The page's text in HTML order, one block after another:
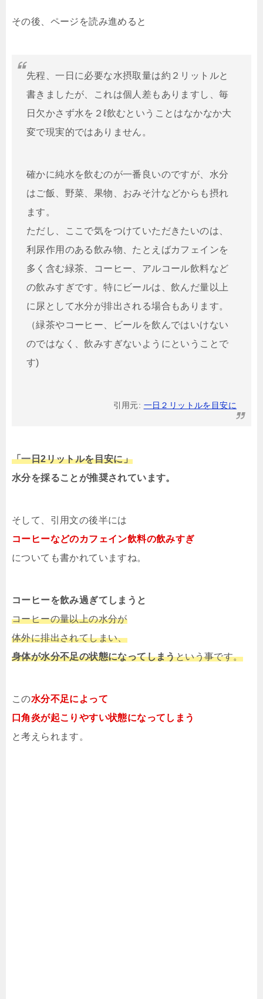
その後、ページを読み進めると
先程、一日に必要な水摂取量は約２リットルと
書きましたが、これは個人差もありますし、毎
日欠かさず水を２ℓ飲むということはなかなか大
変で現実的ではありません。
確かに純水を飲むのが一番良いのですが、水分
はご飯、野菜、果物、おみそ汁などからも摂れ
ます。
ただし、ここで気をつけていただきたいのは、
利尿作用のある飲み物、たとえばカフェインを
多く含む緑茶、コーヒー、アルコール飲料など
の飲みすぎです。特にビールは、飲んだ量以上
に尿として水分が排出される場合もあります。
（緑茶やコーヒー、ビールを飲んではいけない
のではなく、飲みすぎないようにということで
す)
引用元: 一日２リットルを目安に
「一日2リットルを目安に」
水分を採ることが推奨されています。
そして、引用文の後半には
コーヒーなどのカフェイン飲料の飲みすぎ
についても書かれていますね。
コーヒーを飲み過ぎてしまうと
コーヒーの量以上の水分が
体外に排出されてしまい、
身体が水分不足の状態になってしまうという事です。
この水分不足によって
口角炎が起こりやすい状態になってしまう
と考えられます。